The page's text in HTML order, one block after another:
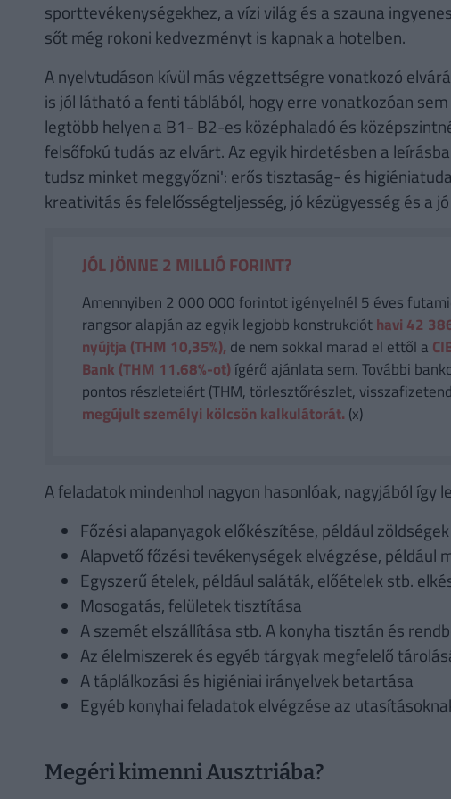
sporttevékenységekhez, a vízi világ és a szauna
sőt még rokoni kedvezményt is kapnak a hotelben.
A nyelvtudáson kívül más végzettségre vonatkozó
is jól látható a fenti táblából, hogy erre vonatkozóan
legtöbb helyen a B1- B2-es középhaladó és
felsőfokú tudás az elvárt. Az egyik hirdetésben a
tudsz minket meggyőzni': erős tisztaság- és
kreativitás és felelősségteljesség, jó kézügyesség és a
JÓL JÖNNE 2 MILLIÓ FORINT?
Amennyiben 2 000 000 forintot igényelnél 5 éves
rangsor alapján az egyik legjobb konstrukcióthavi 42
nyújtja (THM 10,35%), de nem sokkal marad el ettől a
Bank (THM 11.68%-ot)ígérő ajánlata sem. További
pontos részleteiért (THM, törlesztőrészlet,
megújult személyi kölcsön kalkulátorát. (x)
A feladatok mindenhol nagyon hasonlóak, nagyjából így
Főzési alapanyagok előkészítése, például
Alapvető főzési tevékenységek elvégzése, például
Egyszerű ételek, például saláták, előételek stb.
Mosogatás, felületek tisztítása
A szemét elszállítása stb. A konyha tisztán és
Az élelmiszerek és egyéb tárgyak megfelelő
A táplálkozási és higiéniai irányelvek betartása
Egyéb konyhai feladatok elvégzése az
Megéri kimenni Ausztriába?